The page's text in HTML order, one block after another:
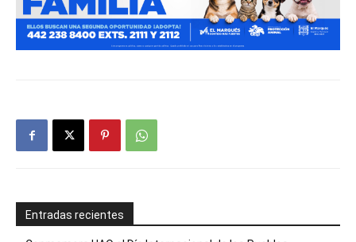
Entradas recientes